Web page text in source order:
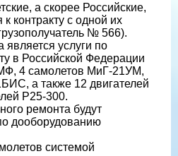
а скорее Российские,
контракту с одной их
№ 566).
является услуги по
в Российской Федерации
4 самолетов МиГ-21УМ,
а также 12 двигателей
Р25-300.
ремонта будут
дооборудованию
системой